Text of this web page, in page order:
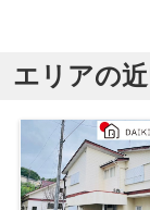
エリアの